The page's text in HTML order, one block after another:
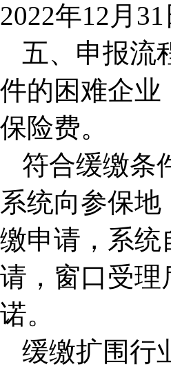
2022年12月31
五、申报流
件的困难企业
保险费。
符合缓缴条
系统向参保
缴申请，系统
请，窗口受理
诺。
缓缴扩围行